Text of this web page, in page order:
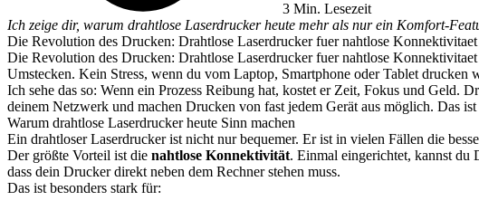
3 Min. Lesezeit
Ich zeige dir, warum drahtlose Laserdrucker heute mehr als nur ein Komfort-
Die Revolution des Drucken: Drahtlose Laserdrucker fuer nahtlose Konnektivitaet
Die Revolution des Drucken: Drahtlose Laserdrucker fuer nahtlose
Umstecken. Kein Stress, wenn du vom Laptop, Smartphone oder Tablet drucken
Ich sehe das so: Wenn ein Prozess Reibung hat, kostet er Zeit, Fokus und Geld.
deinem Netzwerk und machen Drucken von fast jedem Gerät aus möglich. Das
Warum drahtlose Laserdrucker heute Sinn machen
Ein drahtloser Laserdrucker ist nicht nur bequemer. Er ist in vielen Fällen die
Der größte Vorteil ist die nahtlose Konnektivität. Einmal eingerichtet, kannst du
dass dein Drucker direkt neben dem Rechner stehen muss.
Das ist besonders stark für: